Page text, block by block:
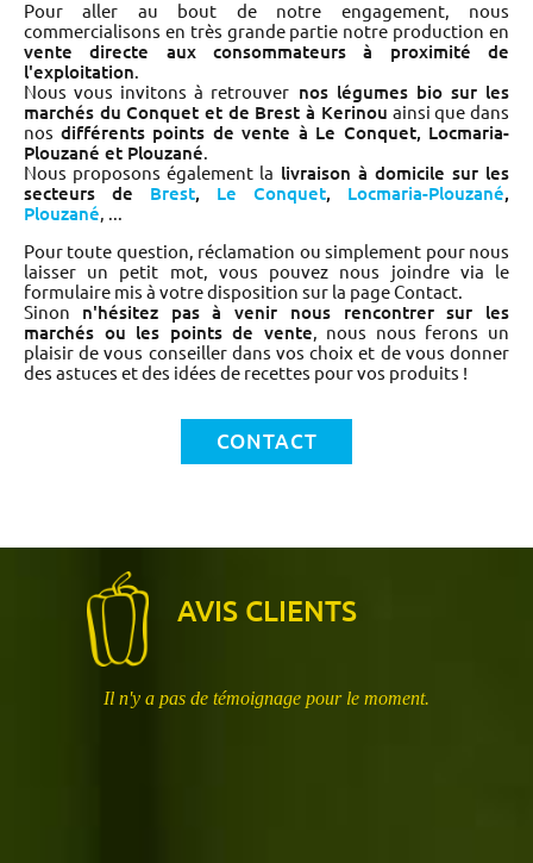
Pour aller au bout de notre engagement, nous
commercialisons en très grande partie notre production en
vente directe aux consommateurs à proximité de
l'exploitation.
Nous vous invitons à retrouver nos légumes bio sur les
marchés du Conquet et de Brest à Kerinou ainsi que dans
nos différents points de vente à Le Conquet, Locmaria-
Plouzané et Plouzané.
Nous proposons également la livraison à domicile sur les
secteurs de Brest, Le Conquet, Locmaria-Plouzané,
Plouzané, ...
Pour toute question, réclamation ou simplement pour nous
laisser un petit mot, vous pouvez nous joindre via le
formulaire mis à votre disposition sur la page Contact.
Sinon n'hésitez pas à venir nous rencontrer sur les
marchés ou les points de vente, nous nous ferons un
plaisir de vous conseiller dans vos choix et de vous donner
des astuces et des idées de recettes pour vos produits !
CONTACT
AVIS CLIENTS
Il n'y a pas de témoignage pour le moment.